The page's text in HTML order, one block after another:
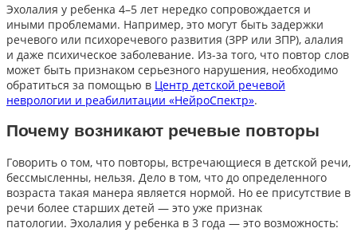
Эхолалия у ребенка 4–5 лет нередко сопровождается и
иными проблемами. Например, это могут быть задержки
речевого или психоречевого развития (ЗРР или ЗПР), алалия
и даже психическое заболевание. Из-за того, что повтор слов
может быть признаком серьезного нарушения, необходимо
обратиться за помощью в Центр детской речевой
неврологии и реабилитации «НейроСпектр».
Почему возникают речевые повторы
Говорить о том, что повторы, встречающиеся в детской речи,
бессмысленны, нельзя. Дело в том, что до определенного
возраста такая манера является нормой. Но ее присутствие в
речи более старших детей — это уже признак
патологии. Эхолалия у ребенка в 3 года — это возможность: